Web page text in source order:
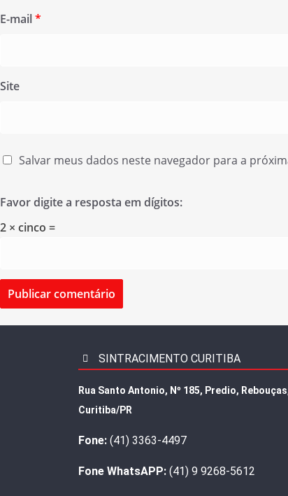
E-mail*
Site
Salvar meus dados neste navegador para a
Favor digite a resposta em dígitos:
2 × cinco =
SINTRACIMENTO CURITIBA
Rua Santo Antonio, Nº 185, Predio,
Curitiba/PR
Fone: (41) 3363-4497
Fone WhatsAPP: (41) 9 9268-5612